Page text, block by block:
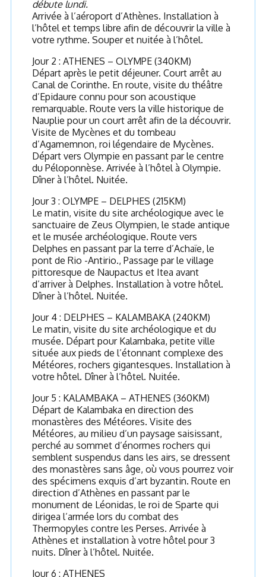
débute lundi.
Arrivée à l’aéroport d’Athènes. Installation à
l’hôtel et temps libre afin de découvrir la ville à
votre rythme. Souper et nuitée à l’hôtel.
Jour 2 : ATHENES – OLYMPE (340KM)
Départ après le petit déjeuner. Court arrêt au
Canal de Corinthe. En route, visite du théâtre
d’Epidaure connu pour son acoustique
remarquable. Route vers la ville historique de
Nauplie pour un court arrêt afin de la découvrir.
Visite de Mycènes et du tombeau
d’Agamemnon, roi légendaire de Mycènes.
Départ vers Olympie en passant par le centre
du Péloponnèse. Arrivée à l’hôtel à Olympie.
Dîner à l’hôtel. Nuitée.
Jour 3 : OLYMPE – DELPHES (215KM)
Le matin, visite du site archéologique avec le
sanctuaire de Zeus Olympien, le stade antique
et le musée archéologique. Route vers
Delphes en passant par la terre d’Achaïe, le
pont de Rio -Antirio., Passage par le village
pittoresque de Naupactus et Itea avant
d’arriver à Delphes. Installation à votre hôtel.
Dîner à l’hôtel. Nuitée.
Jour 4 : DELPHES – KALAMBAKA (240KM)
Le matin, visite du site archéologique et du
musée. Départ pour Kalambaka, petite ville
située aux pieds de l’étonnant complexe des
Météores, rochers gigantesques. Installation à
votre hôtel. Dîner à l’hôtel. Nuitée.
Jour 5 : KALAMBAKA – ATHENES (360KM)
Départ de Kalambaka en direction des
monastères des Météores. Visite des
Météores, au milieu d’un paysage saisissant,
perché au sommet d’énormes rochers qui
semblent suspendus dans les airs, se dressent
des monastères sans âge, où vous pourrez voir
des spécimens exquis d’art byzantin. Route en
direction d’Athènes en passant par le
monument de Léonidas, le roi de Sparte qui
dirigea l’armée lors du combat des
Thermopyles contre les Perses. Arrivée à
Athènes et installation à votre hôtel pour 3
nuits. Dîner à l’hôtel. Nuitée.
Jour 6 : ATHENES